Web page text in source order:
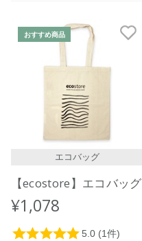
おすすめ商品
エコバッグ
【ecostore】エコバッグ
¥1,078